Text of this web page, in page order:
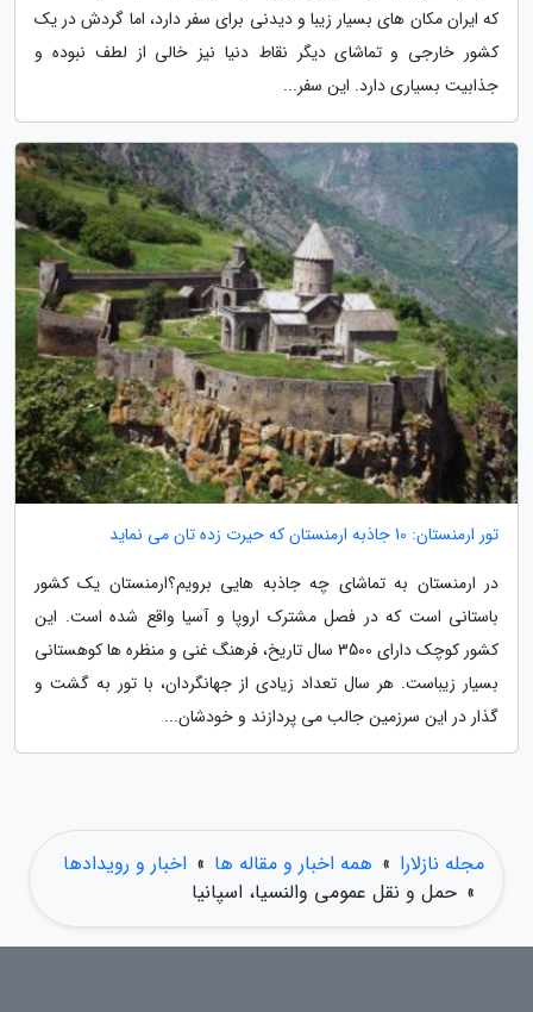
که ایران مکان های بسیار زیبا و دیدنی برای سفر دارد، اما گردش در یک
کشور خارجی و تماشای دیگر نقاط دنیا نیز خالی از لطف نبوده و
جذابیت بسیاری دارد. این سفر...
تور ارمنستان: 10 جاذبه ارمنستان که حیرت زده تان می نماید
در ارمنستان به تماشای چه جاذبه هایی برویم؟ارمنستان یک کشور
باستانی است که در فصل مشترک اروپا و آسیا واقع شده است. این
کشور کوچک دارای 3500 سال تاریخ، فرهنگ غنی و منظره ها کوهستانی
بسیار زیباست. هر سال تعداد زیادی از جهانگردان، با تور به گشت و
گذار در این سرزمین جالب می پردازند و خودشان...
مجله نازلارا » همه اخبار و مقاله ها » اخبار و رویدادها
» حمل و نقل عمومی والنسیا، اسپانیا